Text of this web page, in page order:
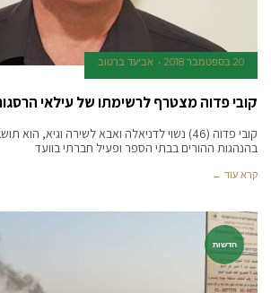
20 בספטמבר 2018 אביעד ברטוב
קובי פדוה מצטרף לרשימתו של עילאי
קובי פדוה (46) נשוי לדניאלה ואבא לשירה וגיא,
בהנהגות ההורים בבתי הספר ופעיל חברתי בוועד
קרא עוד ←
חדשות